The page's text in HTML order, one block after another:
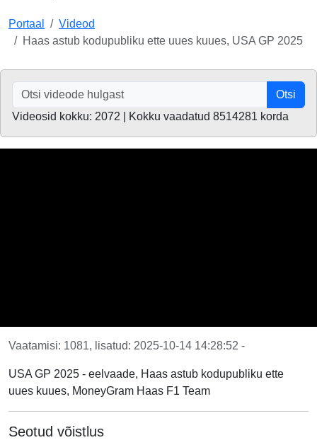
Portaal
Videod
Haas astub kodupubliku ette uues kuues, USA GP 2025
Otsi
Videosid kokku: 2072 | Kokku vaadatud 8514281 korda
Vaatamisi: 1081, lisatud: 2025-10-14 14:28:52 -
USA GP 2025 - eelvaade, Haas astub kodupubliku ette
uues kuues, MoneyGram Haas F1 Team
Seotud võistlus